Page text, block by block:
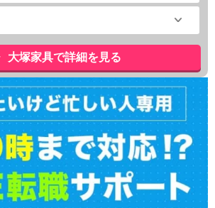
大塚家具で詳細を見る